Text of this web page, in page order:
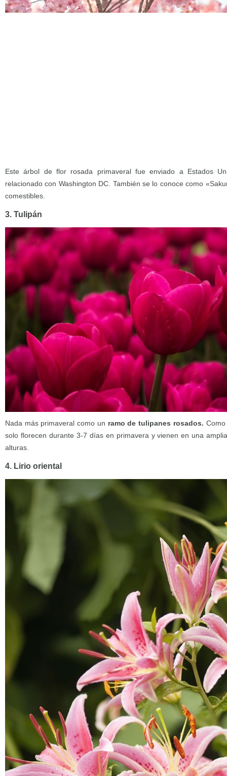
Este árbol de flor rosada primaveral fue enviado a Estados
relacionado con Washington DC. También se lo conoce como
comestibles.
3. Tulipán
Nada más primaveral como un ramo de tulipanes rosados.
solo florecen durante 3-7 días en primavera y vienen en una
alturas.
4. Lirio oriental